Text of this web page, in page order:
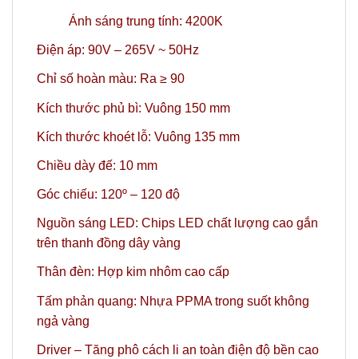
Ánh sáng trung tính: 4200K
Điện áp: 90V – 265V ~ 50Hz
Chỉ số hoàn màu: Ra ≥ 90
Kích thước phủ bì: Vuông 150 mm
Kích thước khoét lỗ: Vuông 135 mm
Chiều dày đế: 10 mm
Góc chiếu: 120º – 120 độ
Nguồn sáng LED: Chips LED chất lượng cao gắn
trên thanh đồng dây vàng
Thân đèn: Hợp kim nhôm cao cấp
Tấm phản quang: Nhựa PPMA trong suốt không
ngả vàng
Driver – Tăng phô cách li an toàn điện độ bền cao